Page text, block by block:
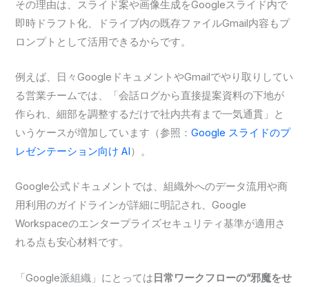
その理由は、スライド案や画像生成をGoogleスライド内で
即時ドラフト化、ドライブ内の既存ファイルGmail内容もプ
ロンプトとして活用できるからです。
例えば、日々GoogleドキュメントやGmailでやり取りしてい
る営業チームでは、「会話ログから直接提案資料の下地が
作られ、細部を調整するだけで社内共有まで一気通貫」と
いうケースが増加しています（参照：Google スライドのプ
レゼンテーション向け AI）。
Google公式ドキュメントでは、組織外へのデータ流用や商
用利用のガイドラインが詳細に明記され、Google
Workspaceのエンタープライズセキュリティ基準が適用さ
れる点も安心材料です。
「Google派組織」にとっては 日常ワークフローの“邪魔をせ